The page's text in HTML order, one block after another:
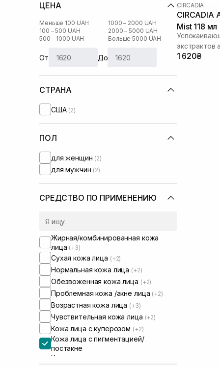
ЦЕНА
Меньше 100 UAH
100 – 500 UAH
500 – 1000 UAH
1000 – 2000 UAH
2000 – 5000 UAH
Больше 5000 UAH
От До
СТРАНА
США (2)
ПОЛ
для женщин (2)
для мужчин (2)
СРЕДСТВО ПО ПРИМЕНЕНИЮ
Жирная/комбинированная кожа
лица (+3)
Сухая кожа лица (+2)
Нормальная кожа лица (+2)
Обезвоженная кожа лица (+2)
Проблемная кожа /акне лица (+2)
Возрастная кожа лица (+3)
Чувствительная кожа лица (+2)
Кожа лица с куперозом (+2)
Кожа лица с пигментацией/
постакне
Кожа лица с расширенными порами
CIRCADIA
CIRCADIA Aloe & Calendula Calming
Mist 118 мл
экстрактов
1 620₴